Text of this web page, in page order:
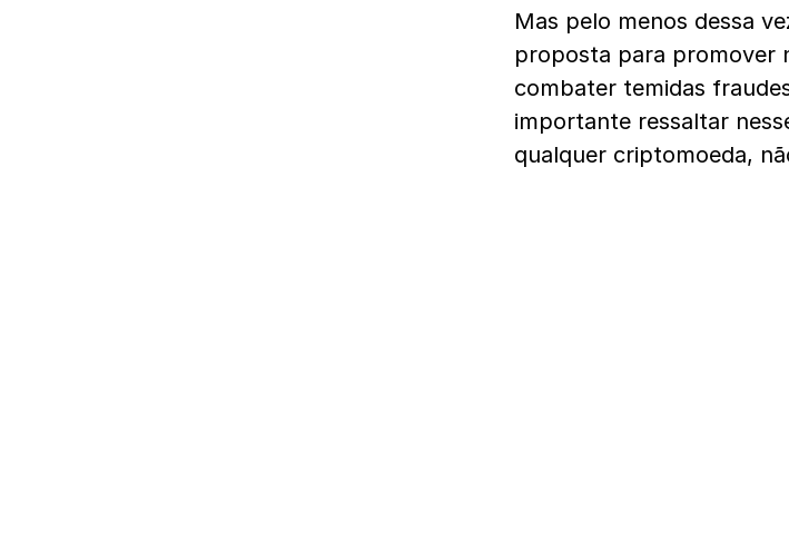
Mas pelo menos dessa
proposta para promover
combater temidas
importante ressaltar
qualquer criptomoeda,